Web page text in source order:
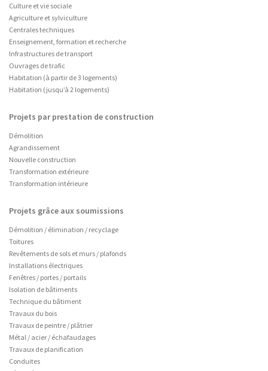
Culture et vie sociale
Agriculture et sylviculture
Centrales techniques
Enseignement, formation et recherche
Infrastructures de transport
Ouvrages de trafic
Habitation (à partir de 3 logements)
Habitation (jusqu’à 2 logements)
Projets par prestation de construction
Démolition
Agrandissement
Nouvelle construction
Transformation extérieure
Transformation intérieure
Projets grâce aux soumissions
Démolition / élimination / recyclage
Toitures
Revêtements de sols et murs / plafonds
Installations électriques
Fenêtres / portes / portails
Isolation de bâtiments
Technique du bâtiment
Travaux du bois
Travaux de peintre / plâtrier
Métal / acier / échafaudages
Travaux de planification
Conduites